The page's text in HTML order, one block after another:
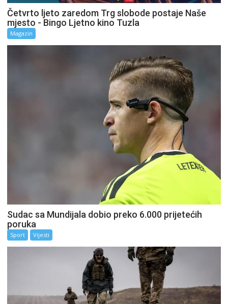
Četvrto ljeto zaredom Trg slobode postaje Naše
mjesto - Bingo Ljetno kino Tuzla
Magazin
Sudac sa Mundijala dobio preko 6.000 prijetećih
poruka
Sport Vijesti